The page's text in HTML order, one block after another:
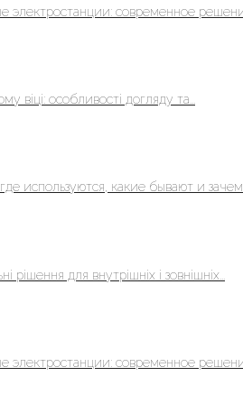
электростанции: современное
віці: особливості догляду та...
используются, какие бывают и
рішення для внутрішніх і зовнішніх...
электростанции: современное